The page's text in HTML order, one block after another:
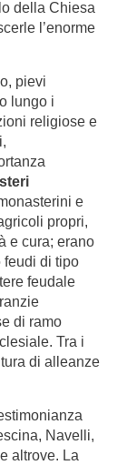
della Chiesa
l’enorme
pievi
lungo i
religiose e
e
propri,
e cura; erano
feudi di tipo
feudale
di ramo
Tra i
di alleanze
Navelli,
altrove. La